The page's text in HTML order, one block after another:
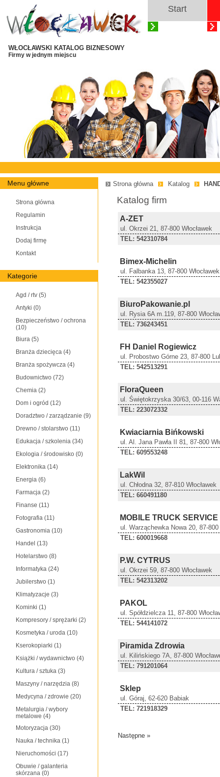
WŁOCŁAWSKI KATALOG BIZNESOWY
Firmy w jednym miejscu
Start
Menu główne
Strona główna
Regulamin
Instrukcja
Dodaj firmę
Kontakt
Kategorie
Agd / rtv (5)
Antyki (0)
Bezpieczeństwo / ochrona
(10)
Biura (5)
Branża dziecięca (4)
Branża spożywcza (4)
Budownictwo (72)
Chemia (2)
Dom i ogród (12)
Doradztwo / zarządzanie (9)
Drewno / stolarstwo (11)
Edukacja / szkolenia (34)
Ekologia / środowisko (0)
Elektronika (14)
Energia (6)
Farmacja (2)
Finanse (11)
Fotografia (11)
Gastronomia (10)
Handel (13)
Hotelarstwo (8)
Informatyka (24)
Jubilerstwo (1)
Klimatyzacje (3)
Kominki (1)
Kompresory / sprężarki (2)
Kosmetyka / uroda (10)
Kserokopiarki (1)
Książki / wydawnictwo (4)
Kultura / sztuka (3)
Maszyny / narzędzia (8)
Medycyna / zdrowie (20)
Metalurgia / wybory
metalowe (4)
Motoryzacja (30)
Nauka / technika (1)
Nieruchomości (17)
Obuwie / galanteria
skórzana (0)
Strona główna Katalog
Katalog firm
A-ZET
ul. Okrzei 21, 87-800 Włocławek
TEL: 542310784
Bimex-Michelin
ul. Falbanka 13, 87-800 Włocławek
TEL: 542355027
BiuroPakowanie.pl
ul. Rysia 6A m.119, 87-800
TEL: 736243451
FH Daniel Rogiewicz
ul. Probostwo Górne 23, 87-800
TEL: 542513291
FloraQueen
ul. Świętokrzyska 30/63, 00-116
TEL: 223072332
Kwiaciarnia Bińkowski
ul. Al. Jana Pawła II 81, 87-800
TEL: 609553248
LakWil
ul. Chłodna 32, 87-810 Włocławek
TEL: 660491180
MOBILE TRUCK SERVICE
ul. Warząchewka Nowa 20, 87-800
TEL: 600019668
P.W. CYTRUS
ul. Okrzei 59, 87-800 Włocławek
TEL: 542313202
PAKOL
ul. Spółdzielcza 11, 87-800
TEL: 544141072
Piramida Zdrowia
ul. Kilińskiego 7A, 87-800
TEL: 791201064
Sklep
ul. Góraj, 62-620 Babiak
TEL: 721918329
Następne »